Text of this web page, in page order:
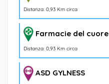
Distanza: 0,93 Km circa
Farmacie del cuore
Distanza: 0,93 Km circa
ASD GYLNESS